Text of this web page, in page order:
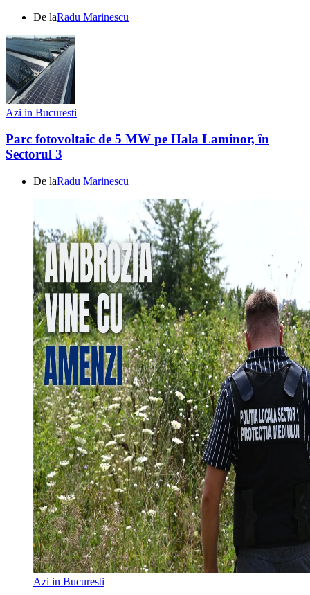
De laRadu Marinescu
Azi in Bucuresti
Parc fotovoltaic de 5 MW pe Hala Laminor, în
Sectorul 3
De laRadu Marinescu
Azi in Bucuresti